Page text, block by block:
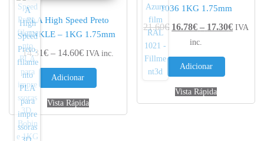
PLA High Speed Preto
WINKLE – 1KG 1.75mm
14.31€ – 14.60€Price range: 14.31€ through 14.60€
IVA inc.
Adicionar
Vista Rápida
1036 1KG 1.75mm
21.60€ 16.78€ – 17.30€Price
IVA
inc.
Adicionar
Vista Rápida